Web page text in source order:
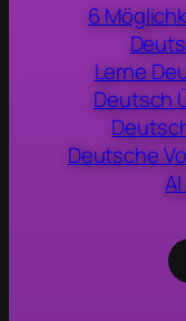
6
Lerne
Deutsch
Deutsche